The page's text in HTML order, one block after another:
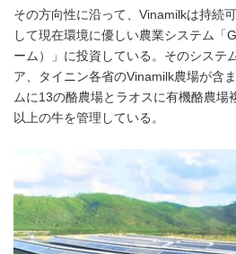
その方向性に沿って、Vinamilkは持続
して現在環境に優しい農業システム「
ーム）」に投資している。そのシステ
ア、タイニン各省のVinamilk農場が含
ムに13の酪農場とラオスに有機酪農場
以上の牛を管理している。